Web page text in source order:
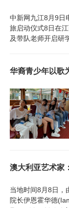
中新网九江8月9日
旅启动仪式8日在
及带队老师开启研
华裔青少年以歌
澳大利亚艺术家
当地时间8月8日，
院长伊恩霍华德